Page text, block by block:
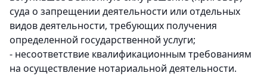
суда о запрещении деятельности или отдельных
видов деятельности, требующих получения
определенной государственной услуги;
- несоответствие квалификационным требованиям
на осуществление нотариальной деятельности.